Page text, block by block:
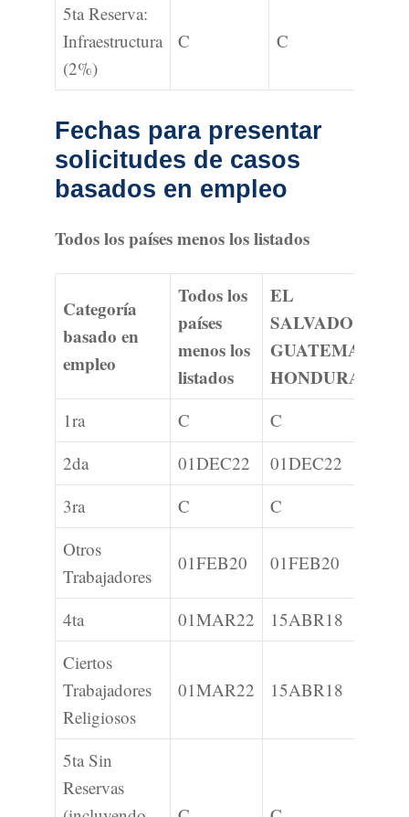
5ta Reserva:
Infraestructura
(2%)
C C
Fechas para presentar
solicitudes de casos
basados en empleo
Todos los países menos los listados
Categoría
basado en
empleo
Todos los
países
menos los
listados
EL
SALVADOR
GUATEMALA
HONDURAS
1ra C C
2da
01DEC22 01DEC22
3ra
C C
Otros
Trabajadores
01FEB20 01FEB20
4ta 01MAR22 15ABR18
Ciertos
Trabajadores
Religiosos
01MAR22 15ABR18
5ta Sin
Reservas